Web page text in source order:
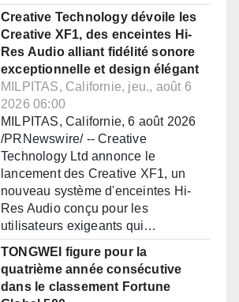
Creative Technology dévoile les
Creative XF1, des enceintes Hi-
Res Audio alliant fidélité sonore
exceptionnelle et design élégant
MILPITAS, Californie, jeu., août 6
2026 06:00
MILPITAS, Californie, 6 août 2026
/PRNewswire/ -- Creative
Technology Ltd annonce le
lancement des Creative XF1, un
nouveau système d'enceintes Hi-
Res Audio conçu pour les
utilisateurs exigeants qui…
TONGWEI figure pour la
quatrième année consécutive
dans le classement Fortune